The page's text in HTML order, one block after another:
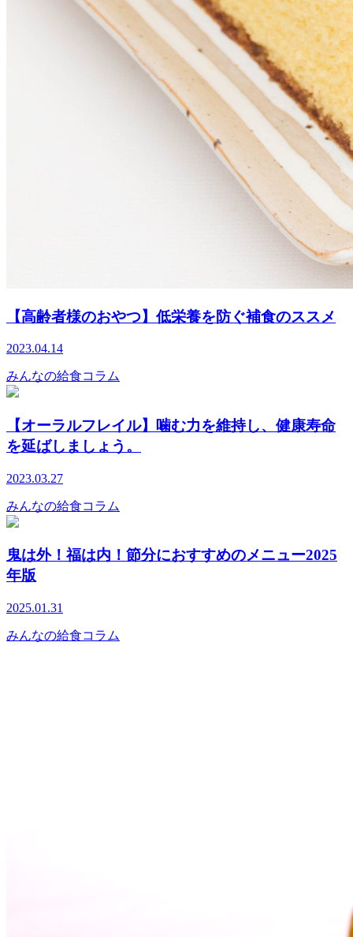
【高齢者様のおやつ】低栄養を防ぐ補食のススメ
2023.04.14
みんなの給食コラム
【オーラルフレイル】噛む力を維持し、健康寿命
を延ばしましょう。
2023.03.27
みんなの給食コラム
鬼は外！福は内！節分におすすめのメニュー2025
年版
2025.01.31
みんなの給食コラム